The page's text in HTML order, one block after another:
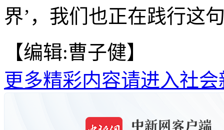
界’，我们也正在践行这
【编辑:曹子健】
更多精彩内容请进入社会